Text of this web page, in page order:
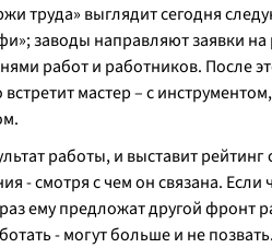
труда» выглядит сегодня
заводы направляют заявки
работ и работников. После
мастер – с
работы, и выставит
- смотря с чем он связана.
ему предложат другой фронт
- могут больше и не позвать.